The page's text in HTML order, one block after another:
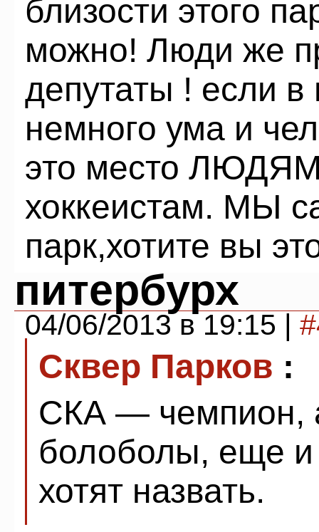
близости этого
можно! Люди же
депутаты ! если в
немного ума и
это место
хоккеистам. МЫ
парк,хотите вы
питербурх
04/06/2013 в 19:15 |
Сквер Парков :
СКА — чемпион,
болоболы, еще и
хотят назвать.